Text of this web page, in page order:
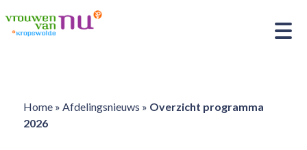
Home» Afdelingsnieuws » Overzicht programma
2026